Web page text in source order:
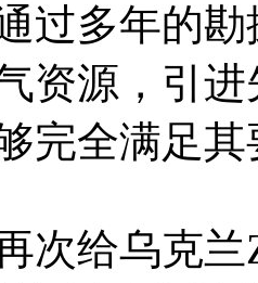
过多年的
资源，引
完全满足其
次给乌克